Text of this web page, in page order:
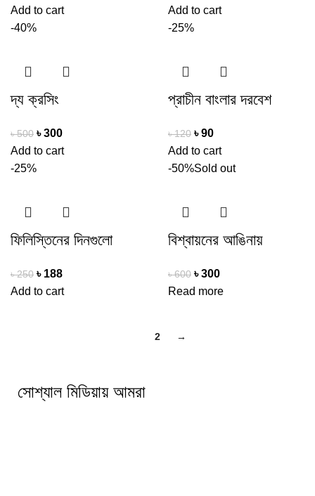
Add to cart
Add to cart
-40%
দ্য ক্রসিং
৳500 ৳300
Add to cart
-25%
প্রাচীন বাংলার দরবেশ
৳120 ৳90
Add to cart
-25%
ফিলিস্তিনের দিনগুলো
৳250 ৳ 188
Add to cart
-50%Sold out
বিশ্বায়নের আঙিনায়
৳600 ৳300
Read more
2 →
সোশ্যাল মিডিয়ায় আমরা